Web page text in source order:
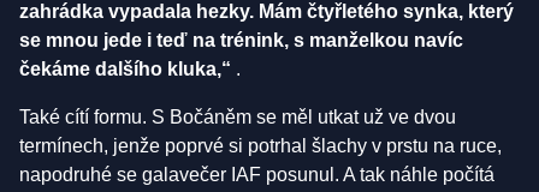
zahrádka vypadala hezky. Mám čtyřletého synka, který
se mnou jede i teď na trénink, s manželkou navíc
čekáme dalšího kluka,“ .
Také cítí formu. S Bočáněm se měl utkat už ve dvou
termínech, jenže poprvé si potrhal šlachy v prstu na ruce,
napodruhé se galavečer IAF posunul. A tak náhle počítá